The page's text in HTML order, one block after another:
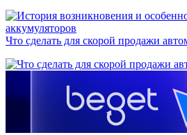
Что сделать для скорой продажи